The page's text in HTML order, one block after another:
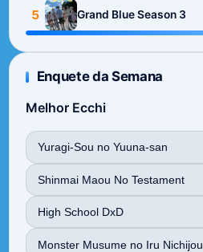
5 Grand Blue Season 3
Enquete da Semana
Melhor Ecchi
Yuragi-Sou no Yuuna-san
Shinmai Maou No Testament
High School DxD
Monster Musume no Iru Nichijou